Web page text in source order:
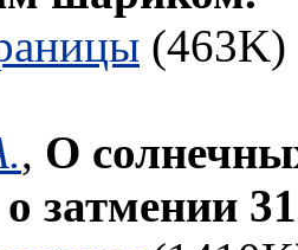
, О
затмении